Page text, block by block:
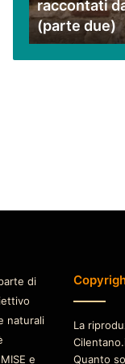
Santangelo
(parte
due)
raccontati
(parte due)
di
naturali
e
La
Quanto